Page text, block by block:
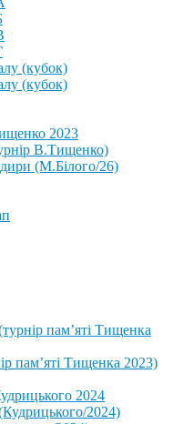
(кубок)
(кубок)
2023
В.Тищенко)
(М.Білого/26)
пам’яті Тищенка
пам’яті Тищенка 2023)
2024
2024)